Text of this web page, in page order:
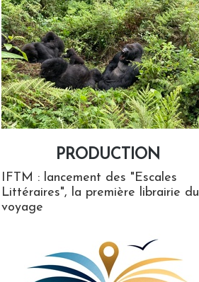
PRODUCTION
IFTM : lancement des "Escales
Littéraires", la première librairie du
voyage